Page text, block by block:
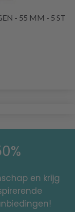
- 55 MM - 5 ST
en krijg